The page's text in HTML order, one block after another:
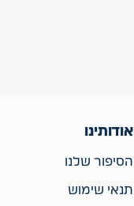
אודותינו
הסיפור שלנו
תנאי שימוש